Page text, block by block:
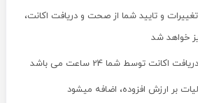
و تایید شما از صحت و دریافت اکانت،
خواهد شد
توسط شما 24 ساعت می باشد